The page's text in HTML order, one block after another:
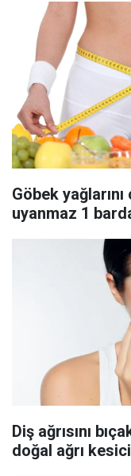
Göbek yağlarını
uyanmaz 1
Diş ağrısını
doğal ağrı kesici